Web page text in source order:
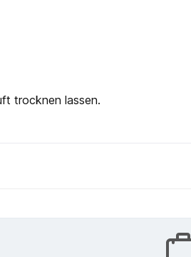
trocknen lassen.